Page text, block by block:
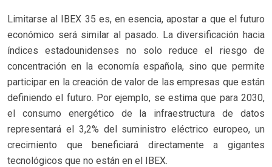
Limitarse al IBEX 35 es, en esencia, apostar a que el futuro
económico será similar al pasado. La diversificación hacia
índices estadounidenses no solo reduce el riesgo de
concentración en la economía española, sino que permite
participar en la creación de valor de las empresas que están
definiendo el futuro. Por ejemplo, se estima que para 2030,
el consumo energético de la infraestructura de datos
representará el 3,2% del suministro eléctrico europeo, un
crecimiento que beneficiará directamente a gigantes
tecnológicos que no están en el IBEX.